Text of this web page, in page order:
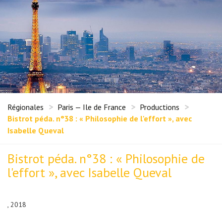
Régionales Paris — Ile de France
Productions
Bistrot péda. n°38 : « Philosophie de l'effort », avec
Isabelle Queval
Bistrot péda. n°38 : « Philosophie de
l'effort », avec Isabelle Queval
, 2018